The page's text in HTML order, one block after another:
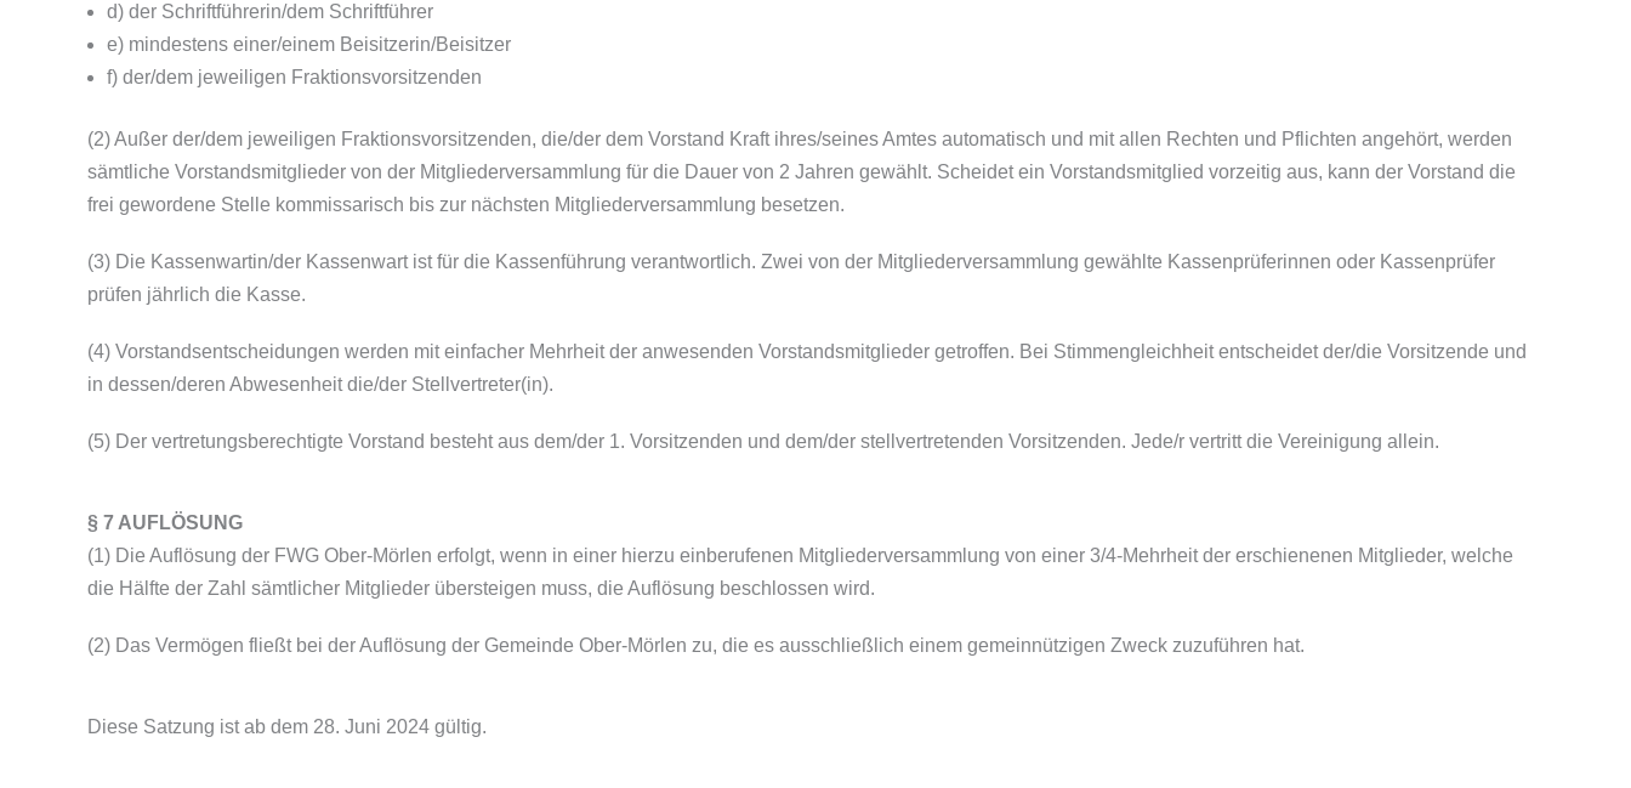
d) der Schriftführerin/dem Schriftführer
e) mindestens einer/einem Beisitzerin/Beisitzer
f) der/dem jeweiligen Fraktionsvorsitzenden
(2) Außer der/dem jeweiligen Fraktionsvorsitzenden, die/der dem Vorstand Kraft ihres/seines Amtes automatisch und mit allen Rechten und Pflichten angehört, werden
sämtliche Vorstandsmitglieder von der Mitgliederversammlung für die Dauer von 2 Jahren gewählt. Scheidet ein Vorstandsmitglied vorzeitig aus, kann der Vorstand die
frei gewordene Stelle kommissarisch bis zur nächsten Mitgliederversammlung besetzen.
(3) Die Kassenwartin/der Kassenwart ist für die Kassenführung verantwortlich. Zwei von der Mitgliederversammlung gewählte Kassenprüferinnen oder Kassenprüfer
prüfen jährlich die Kasse.
(4) Vorstandsentscheidungen werden mit einfacher Mehrheit der anwesenden Vorstandsmitglieder getroffen. Bei Stimmengleichheit entscheidet der/die Vorsitzende und
in dessen/deren Abwesenheit die/der Stellvertreter(in).
(5) Der vertretungsberechtigte Vorstand besteht aus dem/der 1. Vorsitzenden und dem/der stellvertretenden Vorsitzenden. Jede/r vertritt die Vereinigung allein.
§ 7 AUFLÖSUNG
(1) Die Auflösung der FWG Ober-Mörlen erfolgt, wenn in einer hierzu einberufenen Mitgliederversammlung von einer 3/4-Mehrheit der erschienenen Mitglieder, welche
die Hälfte der Zahl sämtlicher Mitglieder übersteigen muss, die Auflösung beschlossen wird.
(2) Das Vermögen fließt bei der Auflösung der Gemeinde Ober-Mörlen zu, die es ausschließlich einem gemeinnützigen Zweck zuzuführen hat.
Diese Satzung ist ab dem 28. Juni 2024 gültig.